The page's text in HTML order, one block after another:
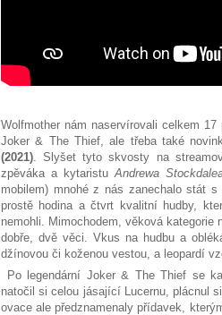
Wolfmother nám naservírovali celkem
Joker & The Thief, ale třeba také
(2021). Slyšet tyto skvosty na
zpěváka a kytaristuAndrewa
mobilem) mnohé z nás zanechalo stát
prostě hodina a čtvrt kvalitní hudby,
nemohli. Mimochodem, věková
dobře, dvě věci. Vkus na hudbu a
džínovou či koženou vestou, a leopardí
Po legendární Joker & The Thief se
natočil si celou jásající Lucernu, plácnul
ovace ale předznamenaly přídavek,